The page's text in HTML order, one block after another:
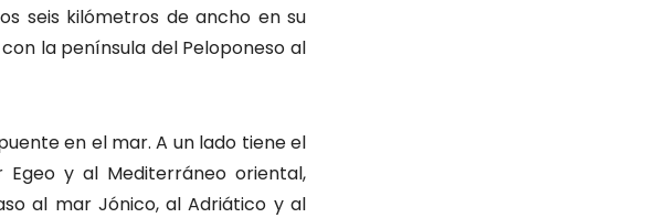
seis kilómetros de ancho en su
la península del Peloponeso al
en el mar. A un lado tiene el
y al Mediterráneo oriental,
al mar Jónico, al Adriático y al